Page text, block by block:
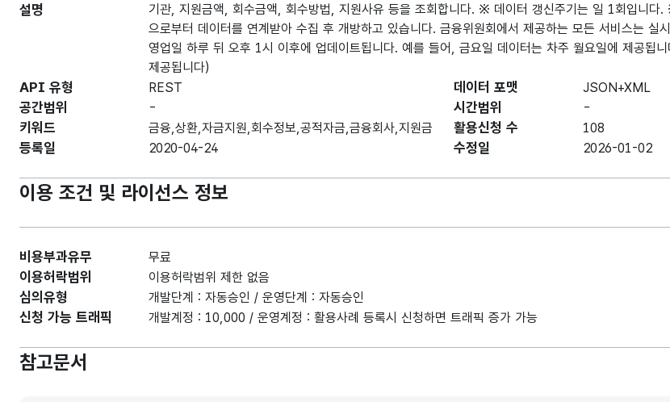
설명
기관, 지원금액, 회수금액, 회수방법, 지원사유 등을 조회합니다. ※ 데이터 갱신주기는 일 1회입니
으로부터 데이터를 연계받아 수집 후 개방하고 있습니다. 금융위원회에서 제공하는 모든 서비스는 실
영업일 하루 뒤 오후 1시 이후에 업데이트됩니다. 예를 들어, 금요일 데이터는 차주 월요일에 제공됩
제공됩니다)
API 유형 REST 데이터 포맷 JSON+XML
공간범위 - 시간범위 -
키워드 금융,상환,자금지원,회수정보,공적자금,금융회사,지원금 활용신청 수 108
등록일 2020-04-24 수정일 2026-01-02
이용 조건 및 라이선스 정보
비용부과유무 무료
이용허락범위 이용허락범위 제한 없음
심의유형 개발단계 : 자동승인 / 운영단계 : 자동승인
신청 가능 트래픽 개발계정 : 10,000 / 운영계정 : 활용사례 등록시 신청하면 트래픽 증가 가능
참고문서